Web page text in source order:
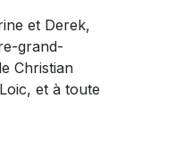
et Derek,
grand-
Christian
et à toute